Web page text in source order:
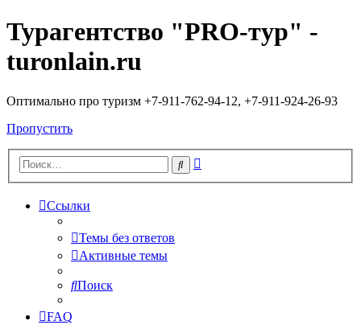
Турагентство "PRO-тур" -
turonlain.ru
Оптимально про туризм +7-911-762-94-12, +7-911-924-26-93
Пропустить
Поиск
Ссылки
Темы без ответов
Активные темы
Поиск
FAQ